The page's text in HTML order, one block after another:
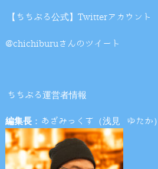
【ちちぶる公式】Twitterアカウント
@chichiburuさんのツイート
ちちぶる運営者情報
編集長：あざみっくす（浅見 ゆたか）